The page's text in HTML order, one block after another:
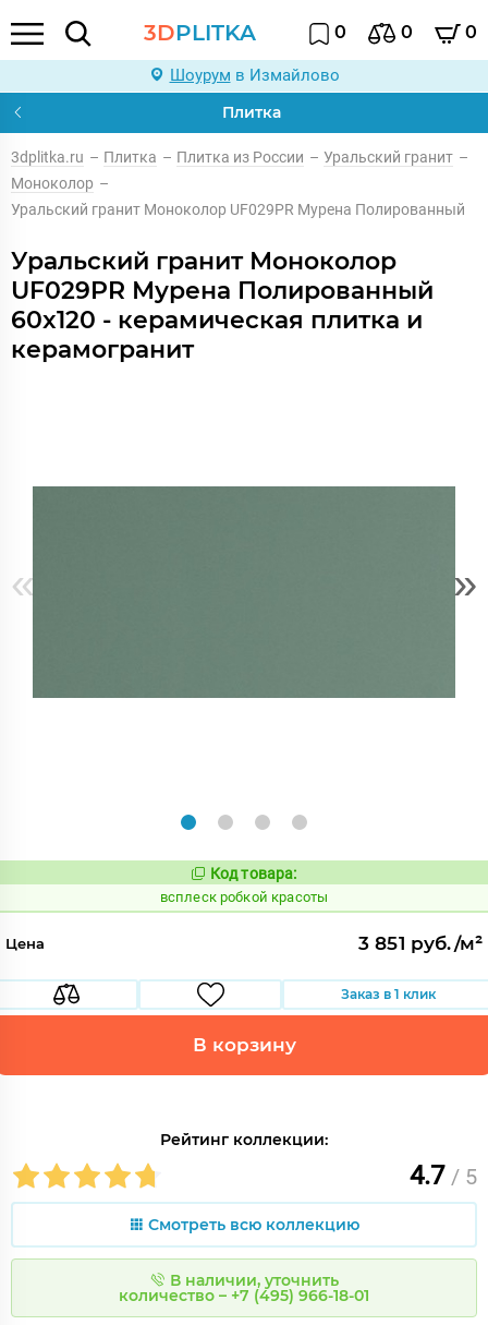
3DPLITKA 0 0 0
Шоурум в Измайлово
Плитка
3dplitka.ru – Плитка – Плитка из России – Уральский гранит –
Моноколор –
Уральский гранит Моноколор UF029PR Мурена Полированный
Уральский гранит Моноколор
UF029PR Мурена Полированный
60x120 - керамическая плитка и
керамогранит
« »
Код:
244165
Код товара:
всплеск робкой красоты
Цена 3 851 руб./м²
Заказ в 1 клик
В корзину
Рейтинг коллекции:
4.7 / 5
Смотреть всю коллекцию
В наличии, уточнить
количество – +7 (495) 966-18-01